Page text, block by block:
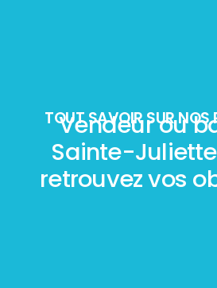
TOUT SAVOIR SUR NOS
Vendeur ou
Sainte-Juliette
retrouvez vos